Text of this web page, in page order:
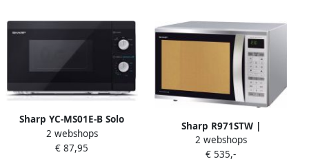
4974019216478
Sharp YC-MS01E-B Solo
Magnetron 800 Watt 20
liter zwart
2 webshops
€ 87,95
Sharp R971STW |
Microgolfovens |
Keuken&Koken
2 webshops
€ 535,-